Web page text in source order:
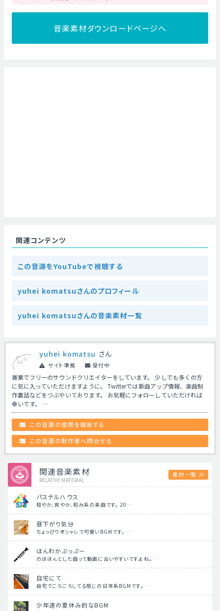
音楽素材ダウンロードページへ
関連コンテンツ
この音源をYouTubeで視聴する
yuhei komatsuさんのプロフィール
yuhei komatsuさんの音楽素材一覧
yuhei komatsu さん
サイト準拠 受付中
兼業でフリーのサウンドクリエイターをしています。 少しでも多くの方
に気に入っていただけますように。 Twitterでは新曲アップ情報、楽曲制
作裏話などをつぶやいております。 お気軽にフォローしていただければ
幸いです。 …
この音源の使用を報告する
この音源の制作者へ問合せる
関連音楽素材
RELATIVE MATERIAL
素材一覧
パステルハウス
穏やか、爽やか、和み系の楽曲です。 20…
昼下がり気分
ちょっぴりオシャレで可愛いBGMです。 …
ほんわかぷっぷー
のほほんとした曲って動画に合いやすいですよね。…
自宅にて
自宅でごろごろしてる感じの日常系BGMです。 …
少年達の夏休み的なBGM